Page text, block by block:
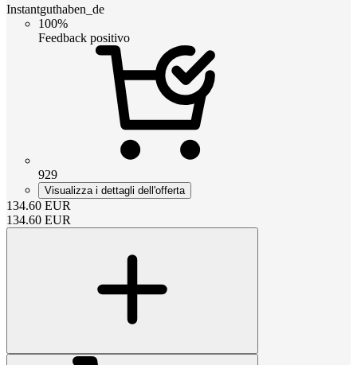
Instantguthaben_de
100%
Feedback positivo
929
Visualizza i dettagli dell'offerta
134.60 EUR
134.60 EUR